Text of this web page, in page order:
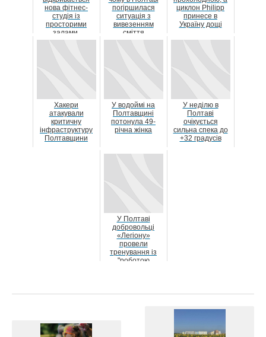
нова фітнес-
студія із
просторими
залами,
комфортними
погіршилася
ситуація з
вивезенням
сміття
циклон Philipp
принесе в
Україну дощі
Хакери
атакували
критичну
інфраструктуру
Полтавщини
У водоймі на
Полтавщині
потонула 49-
річна жінка
У неділю в
Полтаві
очікується
сильна спека до
+32 градусів
У Полтаві
добровольці
«Легіону»
провели
тренування із
"роботою